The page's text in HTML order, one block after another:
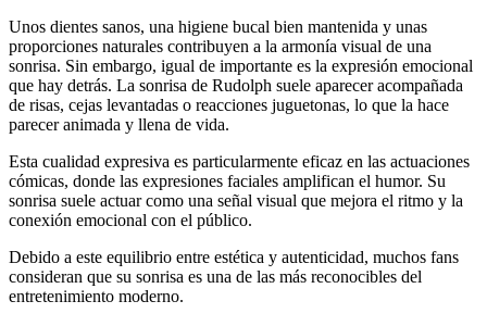
Unos dientes sanos, una higiene bucal bien mantenida y unas
proporciones naturales contribuyen a la armonía visual de una
sonrisa. Sin embargo, igual de importante es la expresión emocional
que hay detrás. La sonrisa de Rudolph suele aparecer acompañada
de risas, cejas levantadas o reacciones juguetonas, lo que la hace
parecer animada y llena de vida.
Esta cualidad expresiva es particularmente eficaz en las actuaciones
cómicas, donde las expresiones faciales amplifican el humor. Su
sonrisa suele actuar como una señal visual que mejora el ritmo y la
conexión emocional con el público.
Debido a este equilibrio entre estética y autenticidad, muchos fans
consideran que su sonrisa es una de las más reconocibles del
entretenimiento moderno.